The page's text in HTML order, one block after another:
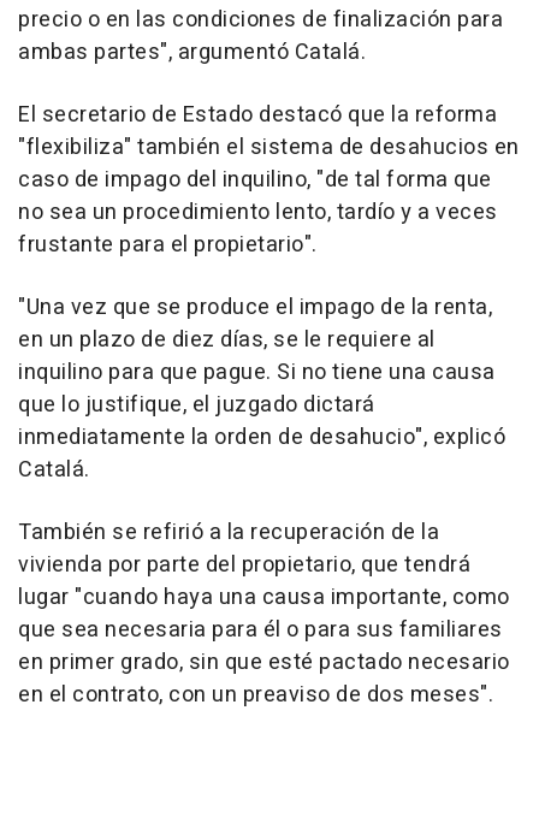
precio o en las condiciones de finalización para
ambas partes", argumentó Catalá.
El secretario de Estado destacó que la reforma
"flexibiliza" también el sistema de desahucios en
caso de impago del inquilino, "de tal forma que
no sea un procedimiento lento, tardío y a veces
frustante para el propietario".
"Una vez que se produce el impago de la renta,
en un plazo de diez días, se le requiere al
inquilino para que pague. Si no tiene una causa
que lo justifique, el juzgado dictará
inmediatamente la orden de desahucio", explicó
Catalá.
También se refirió a la recuperación de la
vivienda por parte del propietario, que tendrá
lugar "cuando haya una causa importante, como
que sea necesaria para él o para sus familiares
en primer grado, sin que esté pactado necesario
en el contrato, con un preaviso de dos meses".